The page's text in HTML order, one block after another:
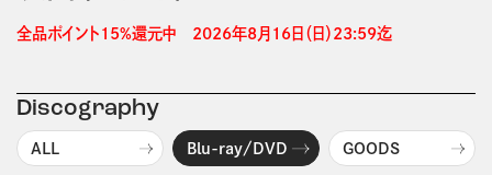
全品ポイント15%還元中　2026年8月16日（日）23:59迄
Discography
ALL Blu-ray/DVD GOODS